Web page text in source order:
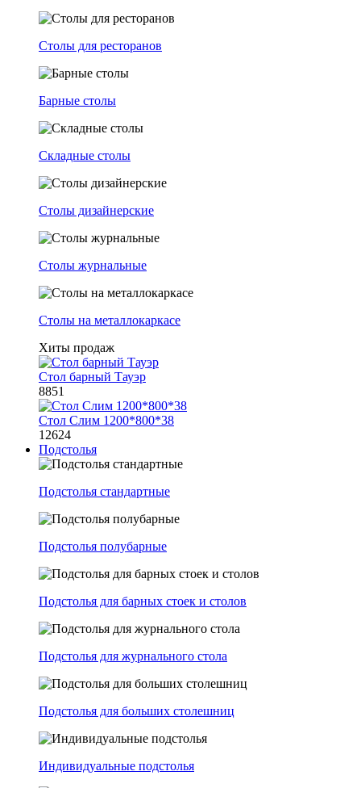
Столы для ресторанов
Барные столы
Складные столы
Столы дизайнерские
Столы журнальные
Столы на металлокаркасе
Хиты продаж
Стол барный Тауэр
8851
Стол Слим 1200*800*38
12624
Подстолья
Подстолья стандартные
Подстолья полубарные
Подстолья для барных стоек и столов
Подстолья для журнального стола
Подстолья для больших столешниц
Индивидуальные подстолья